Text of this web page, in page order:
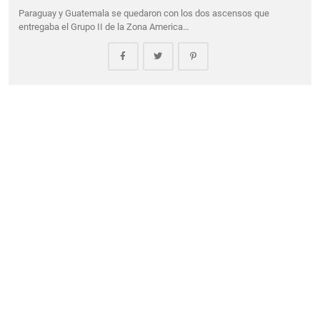
Paraguay y Guatemala se quedaron con los dos ascensos que
entregaba el Grupo II de la Zona America…